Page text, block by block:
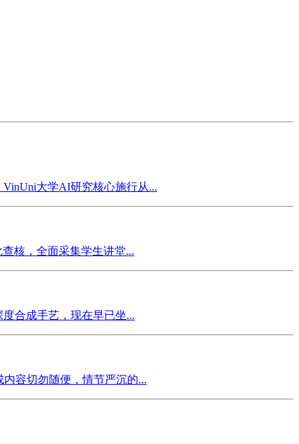
大学AI研究核心施行从...
核，全面采集学生讲堂...
合成手艺，现在早已坐...
容切勿随便，情节严沉的...